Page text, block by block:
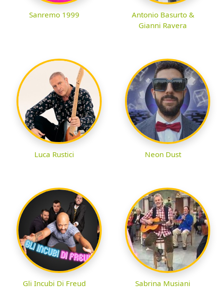
Sanremo 1999
Antonio Basurto &
Gianni Ravera
Luca Rustici Neon Dust
Gli Incubi Di Freud Sabrina Musiani